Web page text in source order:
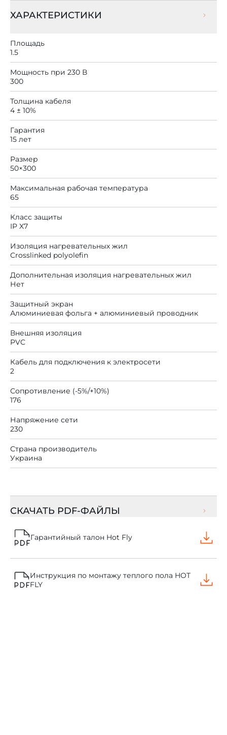
ХАРАКТЕРИСТИКИ
Площадь
1.5
Мощность при 230 В
300
Толщина кабеля
4 ± 10%
Гарантия
15 лет
Размер
50×300
Максимальная рабочая температура
65
Класс защиты
IP X7
Изоляция нагревательных жил
Crosslinked polyolefin
Дополнительная изоляция нагревательных жил
Нет
Защитный экран
Алюминиевая фольга + алюминиевый проводник
Внешняя изоляция
PVC
Кабель для подключения к электросети
2
Сопротивление (-5%/+10%)
176
Напряжение сети
230
Страна производитель
Украина
СКАЧАТЬ PDF-ФАЙЛЫ
Гарантийный талон Hot Fly
Инструкция по монтажу теплого пола HOT
FLY